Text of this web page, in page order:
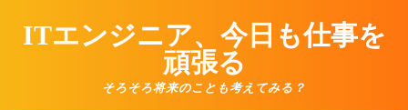
contentITエンジニア、今日も仕事を
頑張る
そろそろ将来のことも考えてみる？